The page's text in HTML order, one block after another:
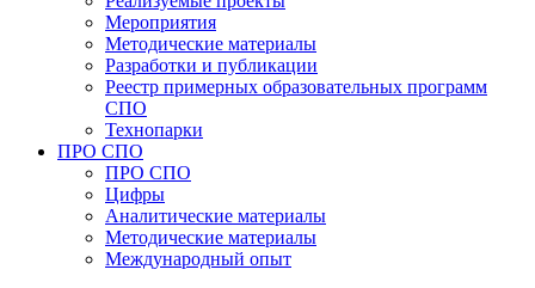
Мероприятия
Методические материалы
Разработки и публикации
Реестр примерных образовательных программ
СПО
Технопарки
ПРО СПО
ПРО СПО
Цифры
Аналитические материалы
Методические материалы
Международный опыт